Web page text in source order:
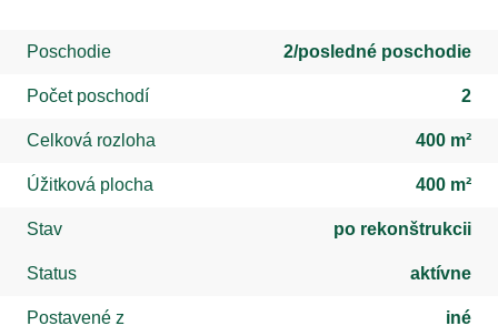
Poschodie 2/posledné poschodie
Počet poschodí 2
Celková rozloha 400 m²
Úžitková plocha 400 m²
Stav po rekonštrukcii
Status aktívne
Postavené z iné